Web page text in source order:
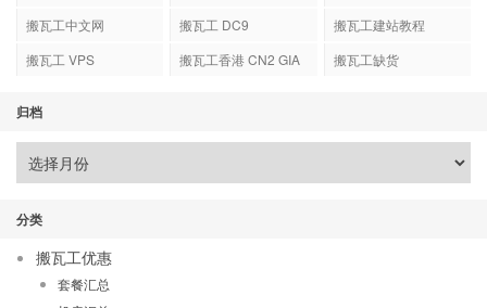
搬瓦工中文网
搬瓦工 DC9
搬瓦工建站教程
搬瓦工 VPS
搬瓦工香港 CN2 GIA 搬瓦工缺货
归档
分类
搬瓦工优惠
套餐汇总